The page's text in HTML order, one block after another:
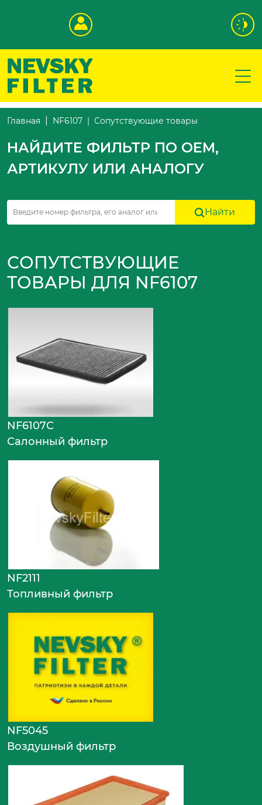
Главная NF6107 Сопутствующие товары
НАЙДИТЕ ФИЛЬТР ПО OEM,
АРТИКУЛУ ИЛИ АНАЛОГУ
Найти
СОПУТСТВУЮЩИЕ
ТОВАРЫ ДЛЯ NF6107
NF6107C
Салонный фильтр
NF2111
Топливный фильтр
NF5045
Воздушный фильтр